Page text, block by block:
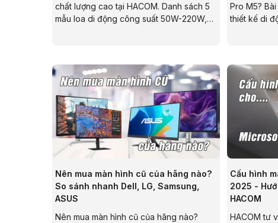
chất lượng cao tại HACOM. Danh sách 5
mẫu loa di động công suất 50W-220W,
Pro M5?
thiết kế di
việc bạn.
Nên mua màn hình cũ của hãng nào?
So sánh nhanh Dell, LG, Samsung,
ASUS
Nên mua màn hình cũ của hãng nào?
Cấu hình
2025 -
HACOM
HACOM tư